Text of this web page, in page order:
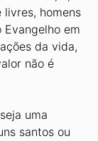
livres, homens
em
da vida,
não é
uma
santos ou